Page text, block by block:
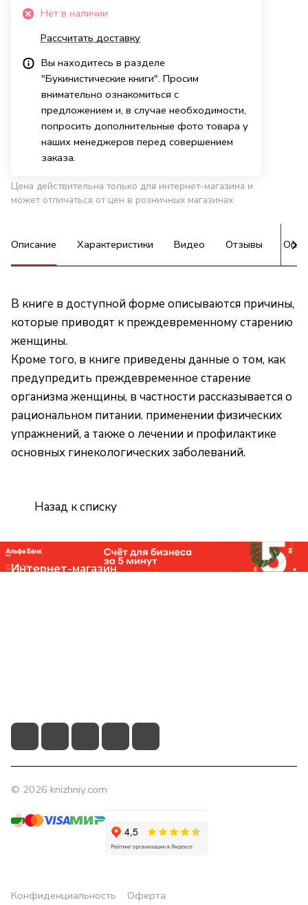
Нет в наличии
Рассчитать доставку
Вы находитесь в разделе
"Букинистические книги". Просим
внимательно ознакомиться с
предложением и, в случае необходимости,
попросить дополнительные фото товара у
наших менеджеров перед совершением
заказа.
Цена действительна только для интернет-магазина и
может отличаться от цен в розничных магазинах
Описание Характеристики Видео Отзывы
В книге в доступной форме описываются причины,
которые приводят к преждевременному старению
женщины.
Кроме того, в книге приведены данные о том, как
предупредить преждевременное старение
организма женщины, в частности рассказывается о
рациональном питании. применении физических
упражнений, а также о лечении и профилактике
основных гинекологических заболеваний.
Назад к списку
Интернет-магазин
© 2026 knizhniy.com
Конфиденциальность Оферта